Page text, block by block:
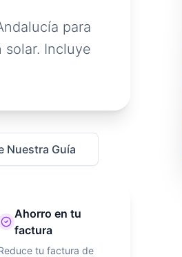
para
Incluye
Nuestra Guía
Ahorro en tu
factura
tu factura de